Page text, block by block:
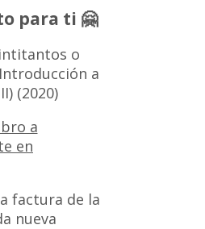
para ti 🤗
o
a
(2020)
factura de la
nueva